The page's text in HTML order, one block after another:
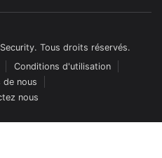
Tous droits réservés.
Conditions d'utilisation
nous
nous